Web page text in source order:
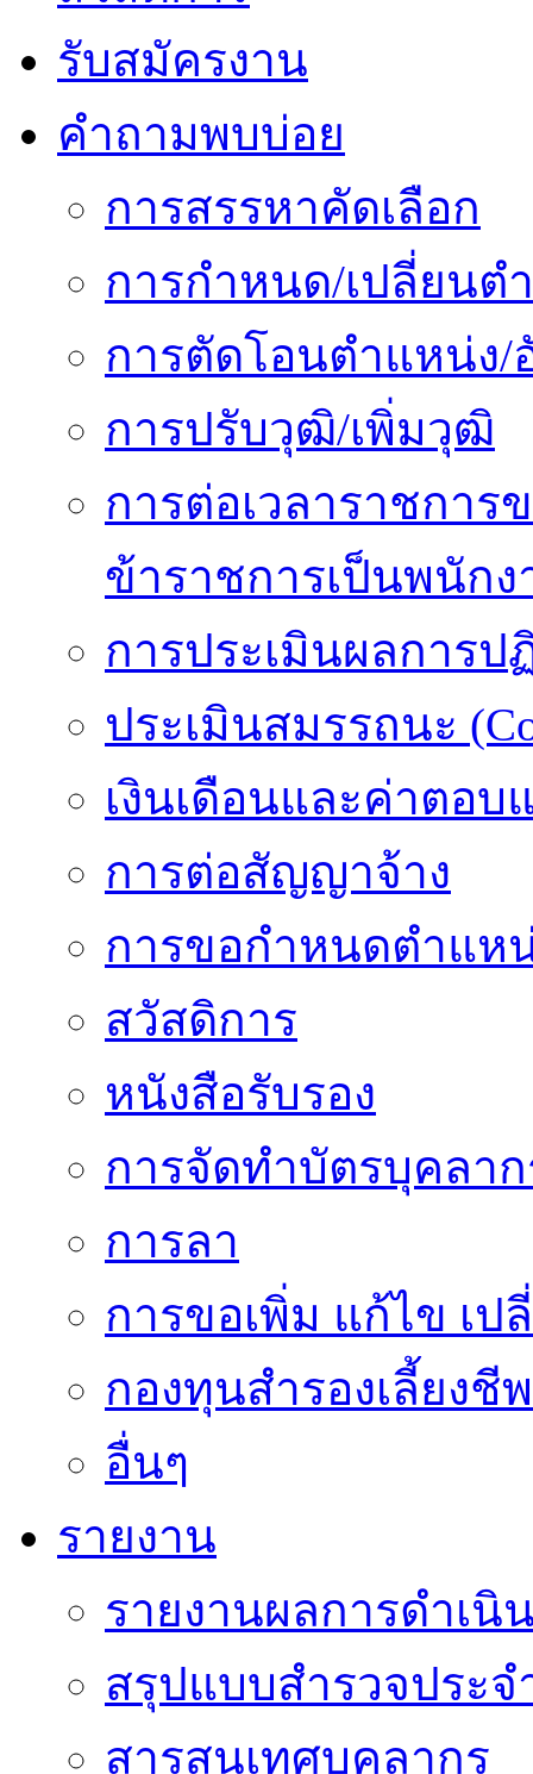
รับสมัครงาน
คำถามพบบ่อย
การสรรหาคัดเลือก
การกำหนด/เปลี่ยนต
การตัดโอนตำแหน่ง/
การปรับวุฒิ/เพิ่มวุฒิ
การต่อเวลาราชการ
ข้าราชการเป็นพนักง
การประเมินผลการป
ประเมินสมรรถนะ
เงินเดือนและค่าตอบ
การต่อสัญญาจ้าง
การขอกำหนดตำแห
สวัสดิการ
หนังสือรับรอง
การจัดทำบัตรบุคลา
การลา
การขอเพิ่ม แก้ไข เ
กองทุนสำรองเลี้ยงชีพ
อื่นๆ
รายงาน
รายงานผลการดำเนิ
สรุปแบบสำรวจประจ
สารสนเทศบุคลากร